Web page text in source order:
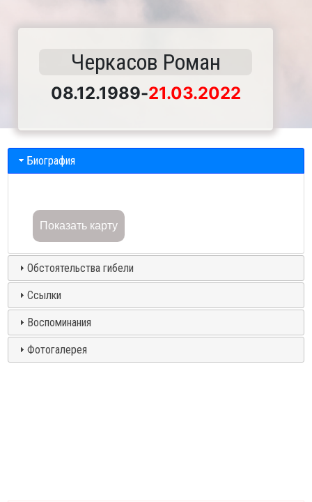
Черкасов Роман
08.12.1989-21.03.2022
Биография
Показать карту
Обстоятельства гибели
Ссылки
Воспоминания
Фотогалерея